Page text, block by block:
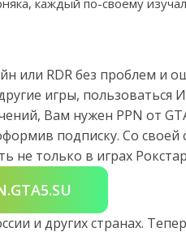
или RDR без проблем и
игры,
Вам нужен PPN от
подписку. Со своей
не только в играх
и других странах.